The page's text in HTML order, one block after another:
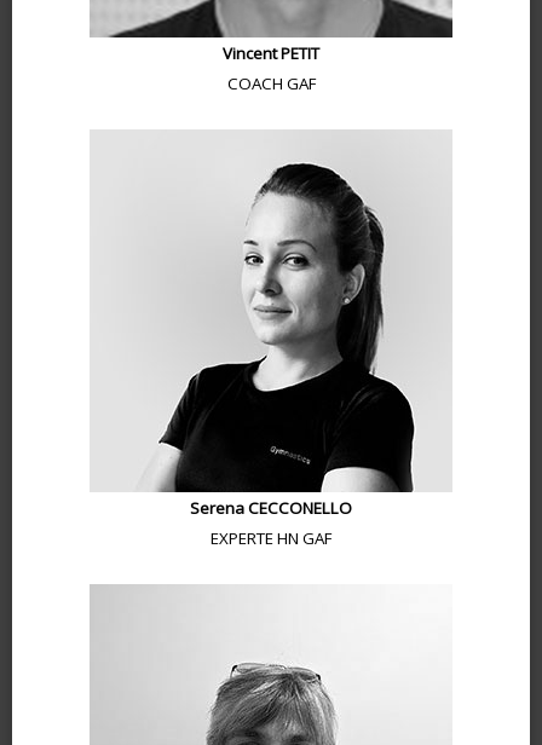
Vincent PETIT
COACH GAF
Serena CECCONELLO
EXPERTE HN GAF